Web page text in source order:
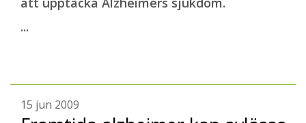
...
15 jun 2009